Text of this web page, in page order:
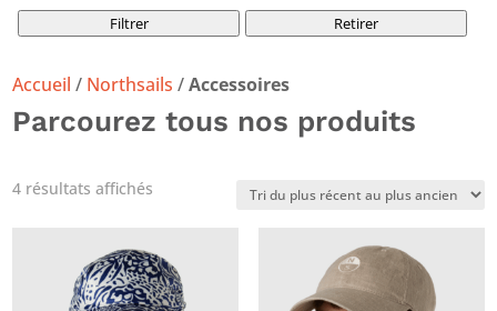
Homme (2)
Filtrer Retirer
Accueil / Northsails /Accessoires
Parcourez tous nos produits
4 résultats affichés
au
plus
ancien